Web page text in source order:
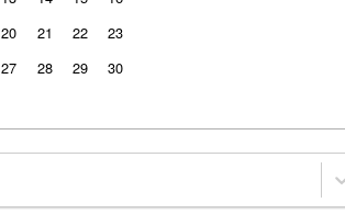
20 21 22
23
27 28 29
30